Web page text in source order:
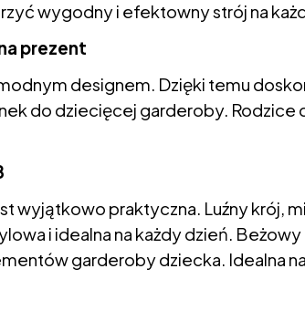
wygodny i efektowny strój na
prezent
designem. Dzięki temu
do dziecięcej garderoby. Rodzice
wyjątkowo praktyczna. Luźny krój,
i idealna na każdy dzień.
garderoby dziecka. Idealna